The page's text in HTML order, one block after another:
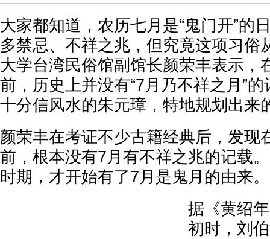
大家都知道，农历七月是“鬼门开”的
多禁忌、不祥之兆，但究竟这项习俗
大学台湾民俗馆副馆长颜荣丰表示，
前，历史上并没有“7月乃不祥之月”
十分信风水的朱元璋，特地规划出来
颜荣丰在考证不少古籍经典后，发现
前，根本没有7月有不祥之兆的记载
时期，才开始有了7月是鬼月的由来。
据《黄绍
初时，刘